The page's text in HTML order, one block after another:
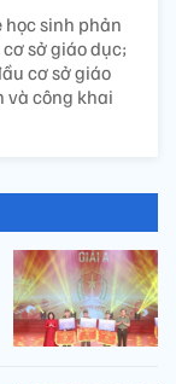
học sinh phản
sở giáo dục;
cơ sở giáo
và công khai